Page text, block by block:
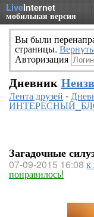
LiveInternet
мобильная версия
Вы были
страницы.
Авторизация
Дневник
Лента друзей -
Загадочные
07-09-2015 16:08 к
понравилось!